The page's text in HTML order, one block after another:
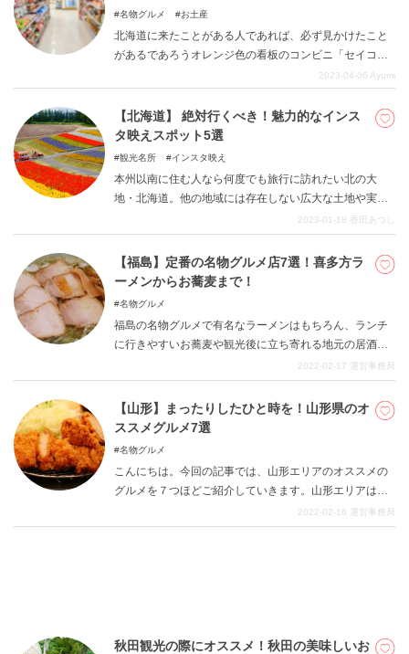
名物グルメ お土産
北海道に来たことがある人であれば、必ず見かけたこと
があるであろうオレンジ色の看板のコンビニ「セイコー
マート（通称セコマ）」。そのプライベート商品のおい
もはや「道民の生活インフラ」ともいえる存在です。そ
んなセコマは観光客の皆さんのドライブ中の食事や、お
みやげ探しにもぴったり！ 今回は、北海道に帰省する
2023-04-06 Ayumi
【北海道】 絶対行くべき！魅力的なインス
タ映えスポット5選
観光名所 インスタ映え
本州以南に住む人なら何度でも旅行に訪れたい北の大
地・北海道。他の地域には存在しない広大な土地や実り
豊かな大自然が魅力です。旅行先に適したスポットがい
っぱいあるということは、インスタ映え間違いなしの絶
景スポットもたくさん存在しているということ。今回は
北海道エリアで訪れてみたい魅力的なインスタ映えスポ
2023-01-18 香田あつし
【福島】定番の名物グルメ店7選！喜多方ラ
ーメンからお蕎麦まで！
名物グルメ
福島の名物グルメで有名なラーメンはもちろん、ランチ
に行きやすいお蕎麦や観光後に立ち寄れる地元の居酒屋
まで、福島に来たら是非行ってほしいお店をご紹介しま
す。
2022-02-17 運営事務局
【山形】まったりしたひと時を！山形県のオ
ススメグルメ7選
名物グルメ
こんにちは。今回の記事では、山形エリアのオススメの
グルメを７つほどご紹介していきます。山形エリアは海
も陸もある、非常に自然が豊かな土地柄です。日本の豊
かな景観をしっかりと踏襲した場所と言え、折々の食材
2022-02-16 運営事務局
秋田観光の際にオススメ！秋田の美味しいお